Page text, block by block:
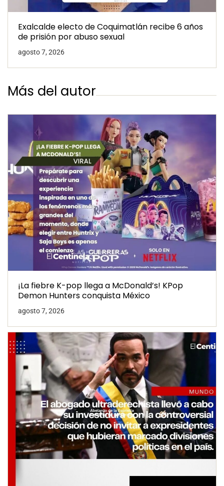
Exalcalde electo de Coquimatlán recibe 6 años
de prisión por abuso sexual
agosto 7, 2026
Más del autor
¡La fiebre K-pop llega a McDonald’s! KPop
Demon Hunters conquista México
agosto 7, 2026